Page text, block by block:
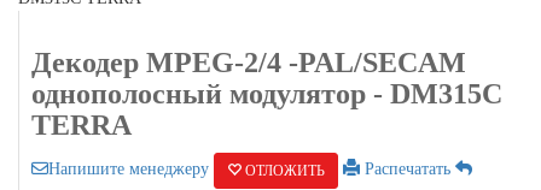
Декодер MPEG-2/4 -PAL/SECAM
однополосный модулятор - DM315C
TERRA
Напишите менеджеру ОТЛОЖИТЬ
Распечатать